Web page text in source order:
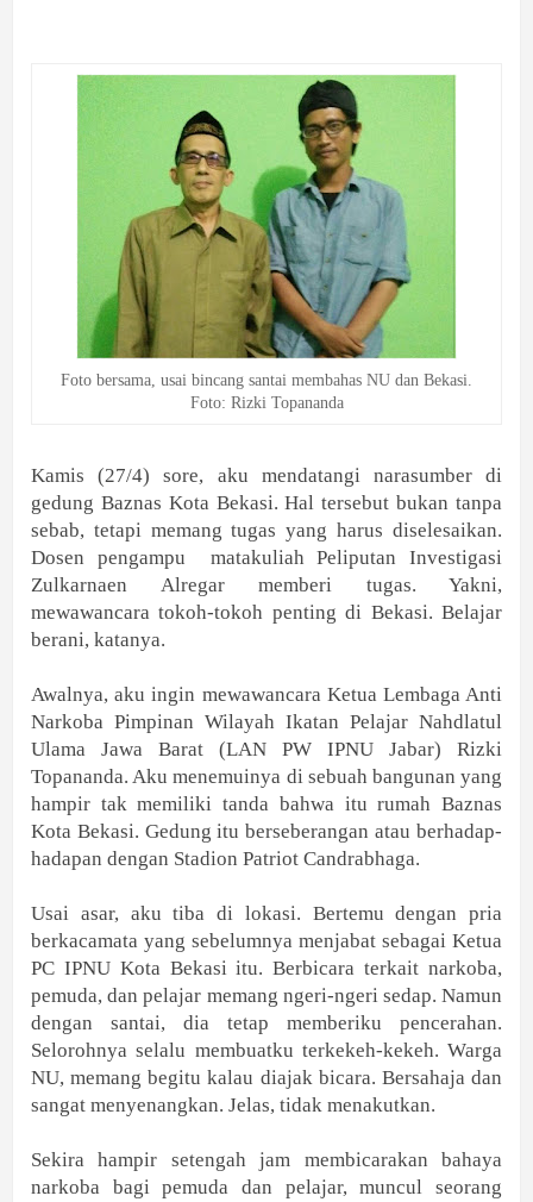
Foto bersama, usai bincang santai membahas NU dan Bekasi.
Foto: Rizki Topananda
Kamis (27/4) sore, aku mendatangi narasumber di
gedung Baznas Kota Bekasi. Hal tersebut bukan tanpa
sebab, tetapi memang tugas yang harus diselesaikan.
Dosen pengampu matakuliah Peliputan Investigasi
Zulkarnaen Alregar memberi tugas. Yakni,
mewawancara tokoh-tokoh penting di Bekasi. Belajar
berani, katanya.
Awalnya, aku ingin mewawancara Ketua Lembaga Anti
Narkoba Pimpinan Wilayah Ikatan Pelajar Nahdlatul
Ulama Jawa Barat (LAN PW IPNU Jabar) Rizki
Topananda. Aku menemuinya di sebuah bangunan yang
hampir tak memiliki tanda bahwa itu rumah Baznas
Kota Bekasi. Gedung itu berseberangan atau berhadap-
hadapan dengan Stadion Patriot Candrabhaga.
Usai asar, aku tiba di lokasi. Bertemu dengan pria
berkacamata yang sebelumnya menjabat sebagai Ketua
PC IPNU Kota Bekasi itu. Berbicara terkait narkoba,
pemuda, dan pelajar memang ngeri-ngeri sedap. Namun
dengan santai, dia tetap memberiku pencerahan.
Selorohnya selalu membuatku terkekeh-kekeh. Warga
NU, memang begitu kalau diajak bicara. Bersahaja dan
sangat menyenangkan. Jelas, tidak menakutkan.
Sekira hampir setengah jam membicarakan bahaya
narkoba bagi pemuda dan pelajar, muncul seorang